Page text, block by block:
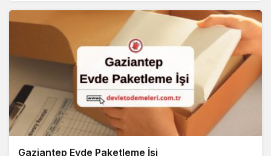
Gaziantep Evde Paketleme İşi